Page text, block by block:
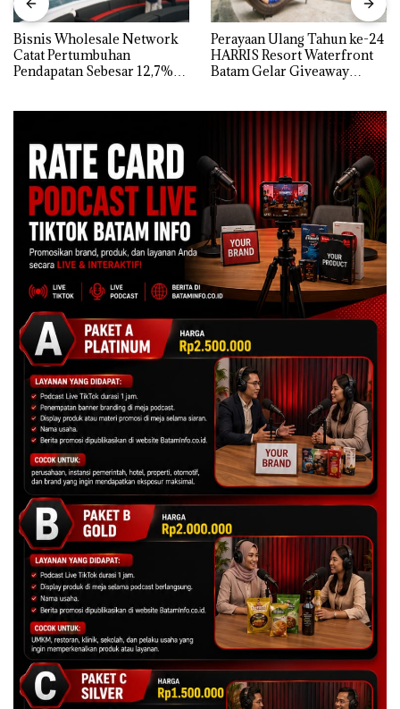
Bisnis Wholesale Network
Catat Pertumbuhan
Pendapatan Sebesar 12,7%
Perayaan Ulang Tahun ke-24
HARRIS Resort Waterfront
Batam Gelar Giveaway